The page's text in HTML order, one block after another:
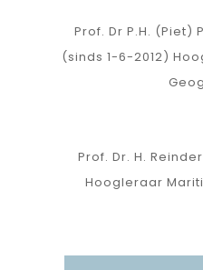
Prof. Dr P.H. (Piet)
(sinds 1-6-2012)
Prof. Dr. H.
Hoogleraar